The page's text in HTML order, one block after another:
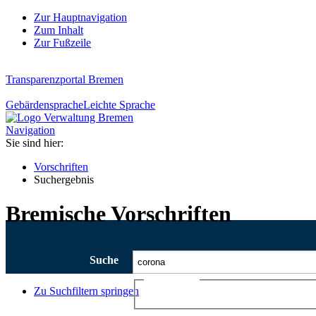
Zur Hauptnavigation
Zum Inhalt
Zur Fußzeile
Transparenzportal Bremen
GebärdenspracheLeichte Sprache
Navigation
Sie sind hier:
Vorschriften
Suchergebnis
Bremische Vorschriften
Suche
Zu Suchfiltern springen